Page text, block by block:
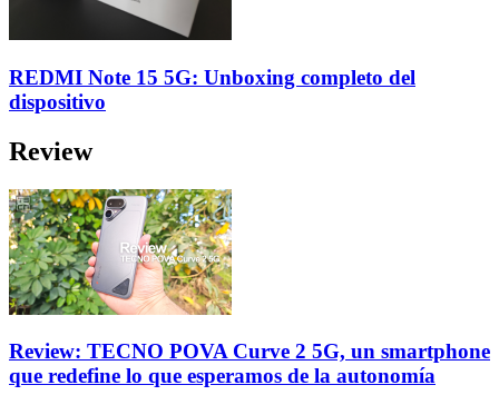
REDMI Note 15 5G: Unboxing completo del
dispositivo
Review
Review: TECNO POVA Curve 2 5G, un smartphone
que redefine lo que esperamos de la autonomía